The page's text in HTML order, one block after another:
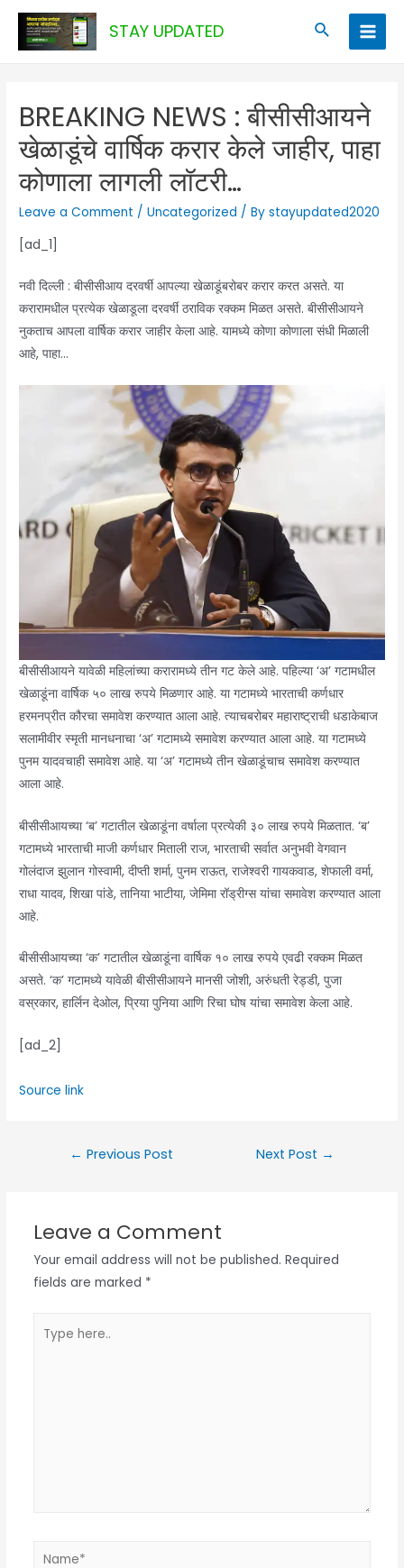
Skip
content
STAY UPDATED Search
Main
BREAKING NEWS : बीसीसीआयने
खेळाडूंचे वार्षिक करार केले जाहीर, पाहा
कोणाला लागली लॉटरी…
Leave a Comment /Uncategorized / Bystayupdated2020
[ad_1]
नवी दिल्ली : बीसीसीआय दरवर्षी आपल्या खेळाडूंबरोबर करार करत असते. या
करारामधील प्रत्येक खेळाडूला दरवर्षी ठराविक रक्कम मिळत असते. बीसीसीआयने
नुकताच आपला वार्षिक करार जाहीर केला आहे. यामध्ये कोणा कोणाला संधी मिळाली
आहे, पाहा…
बीसीसीआयने यावेळी महिलांच्या करारामध्ये तीन गट केले आहे. पहिल्या ‘अ’ गटामधील
खेळाडूंना वार्षिक ५० लाख रुपये मिळणार आहे. या गटामध्ये भारताची कर्णधार
हरमनप्रीत कौरचा समावेश करण्यात आला आहे. त्याचबरोबर महाराष्ट्राची धडाकेबाज
सलामीवीर स्मृती मानधनाचा ‘अ’ गटामध्ये समावेश करण्यात आला आहे. या गटामध्ये
पुनम यादवचाही समावेश आहे. या ‘अ’ गटामध्ये तीन खेळाडूंचाच समावेश करण्यात
आला आहे.
बीसीसीआयच्या ‘ब’ गटातील खेळाडूंना वर्षाला प्रत्येकी ३० लाख रुपये मिळतात. ‘ब’
गटामध्ये भारताची माजी कर्णधार मिताली राज, भारताची सर्वात अनुभवी वेगवान
गोलंदाज झुलान गोस्वामी, दीप्ती शर्मा, पुनम राऊत, राजेश्वरी गायकवाड, शेफाली वर्मा,
राधा यादव, शिखा पांडे, तानिया भाटीया, जेमिमा रॉड्रीग्स यांचा समावेश करण्यात आला
आहे.
बीसीसीआयच्या ‘क’ गटातील खेळाडूंना वार्षिक १० लाख रुपये एवढी रक्कम मिळत
असते. ‘क’ गटामध्ये यावेळी बीसीसीआयने मानसी जोशी, अरुंधती रेड्डी, पुजा
वस्रकार, हार्लिन देओल, प्रिया पुनिया आणि रिचा घोष यांचा समावेश केला आहे.
[ad_2]
Source link
← Previous Post Next Post →
Leave a Comment
Your email address will not be published. Required
fields are marked *
here..
Name*